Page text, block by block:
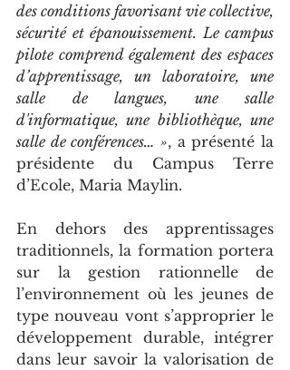
des conditions favorisant vie collective,
sécurité et épanouissement. Le campus
pilote comprend également des espaces
d’apprentissage, un laboratoire, une
salle de langues, une salle
d'informatique, une bibliothèque, une
salle de conférences… », a présenté la
présidente du Campus Terre
d’Ecole, Maria Maylin.
En dehors des apprentissages
traditionnels, la formation portera
sur la gestion rationnelle de
l’environnement où les jeunes de
type nouveau vont s’approprier le
développement durable, intégrer
dans leur savoir la valorisation de